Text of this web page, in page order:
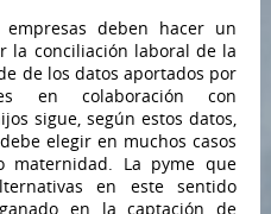
deben hacer un
la conciliación laboral de la
de los datos aportados por
en colaboración con
sigue, según estos datos,
elegir en muchos casos
maternidad. La pyme que
en este sentido
en la captación de